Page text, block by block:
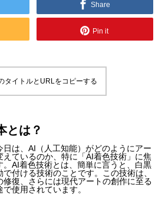
Share
Pin it
タイトルとURLをコピーする
とは？
日は、AI（人工知能）がどのようにアー
えているのか、特に「AI着色技術」に焦
。AI着色技術とは、簡単に言うと、白黒
付ける技術のことです。この技術は、
復、さらには現代アートの創作に至る
使用されています。